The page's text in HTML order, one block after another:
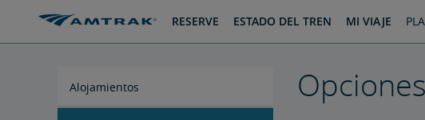
saltar
saltar RESERVE ESTADO DEL TREN MI VIAJE
Alojamientos